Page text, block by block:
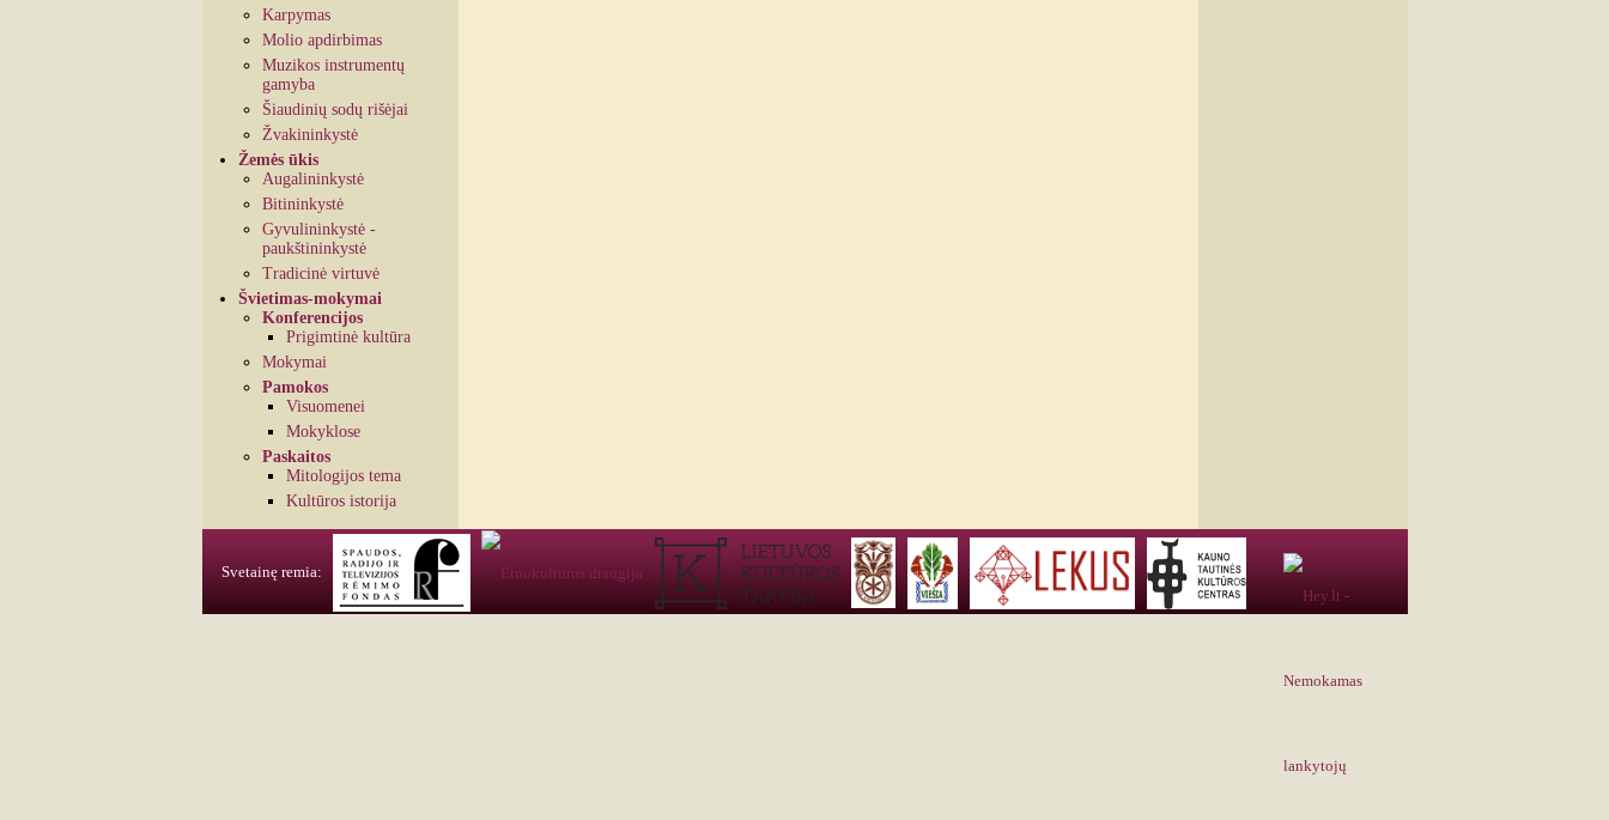
Karpymas
Molio apdirbimas
Muzikos instrumentų
gamyba
Šiaudinių sodų rišėjai
Žvakininkystė
Žemės ūkis
Augalininkystė
Bitininkystė
Gyvulininkystė -
paukštininkystė
Tradicinė virtuvė
Švietimas-mokymai
Konferencijos
Prigimtinė kultūra
Mokymai
Pamokos
Visuomenei
Mokyklose
Paskaitos
Mitologijos tema
Kultūros istorija
Svetainę remia: